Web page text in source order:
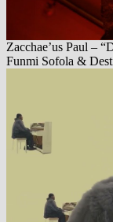
Zacchae’us Paul –
Funmi Sofola &